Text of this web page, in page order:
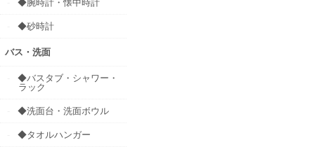
◆腕時計・懐中時計
◆砂時計
バス・洗面
◆バスタブ・シャワー・
ラック
◆洗面台・洗面ボウル
◆タオルハンガー